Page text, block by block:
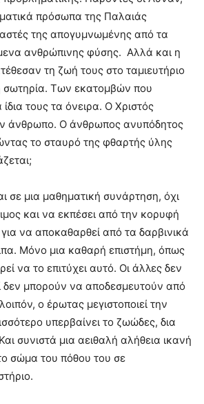
πρόσωπα της Παλαιάς
της απογυμνωμένης από τα
ανθρώπινης φύσης. Αλλά και η
τη ζωή τους στο ταμιευτήριο
Των εκατομβών που
τους τα όνειρα. Ο Χριστός
άνθρωπο. Ο άνθρωπος ανυπόδητος
το σταυρό της φθαρτής ύλης
σε μια μαθηματική συνάρτηση, όχι
και να εκπέσει από την κορυφή
να αποκαθαρθεί από τα δαρβινικά
Μόνο μια καθαρή επιστήμη, όπως
να το επιτύχει αυτό. Οι άλλες δεν
δεν μπορούν να αποδεσμευτούν από
ο έρωτας μεγιστοποιεί την
υπερβαίνει το ζωώδες, δια
συνιστά μια αειθαλή αλήθεια ικανή
σώμα του πόθου του σε